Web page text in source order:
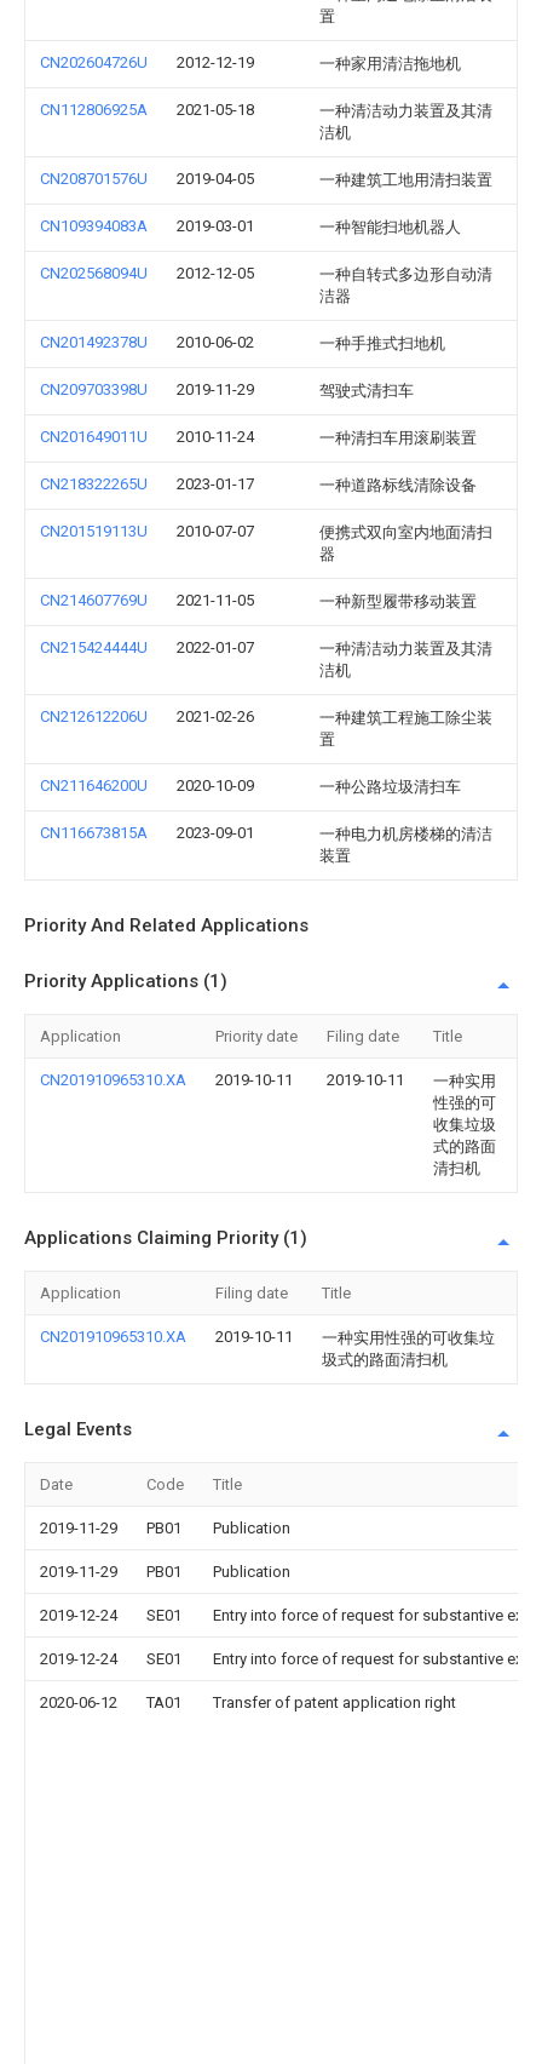
置
CN202604726U 2012-12-19 一种家用清洁拖地机
CN112806925A 2021-05-18
一种清洁动力装置及其清
洁机
CN208701576U 2019-04-05 一种建筑工地用清扫装置
CN109394083A 2019-03-01 一种智能扫地机器人
CN202568094U 2012-12-05
一种自转式多边形自动清
洁器
CN201492378U 2010-06-02 一种手推式扫地机
CN209703398U 2019-11-29 驾驶式清扫车
CN201649011U 2010-11-24 一种清扫车用滚刷装置
CN218322265U 2023-01-17 一种道路标线清除设备
CN201519113U 2010-07-07
便携式双向室内地面清扫
器
CN214607769U 2021-11-05 一种新型履带移动装置
CN215424444U 2022-01-07
一种清洁动力装置及其清
洁机
CN212612206U 2021-02-26
一种建筑工程施工除尘装
置
CN211646200U 2020-10-09 一种公路垃圾清扫车
CN116673815A 2023-09-01
一种电力机房楼梯的清洁
装置
Priority And Related Applications
Priority Applications (1)
Application Priority date Filing date Title
CN201910965310.XA 2019-10-11 2019-10-11
一种实用
性强的可
收集垃圾
式的路面
清扫机
Applications Claiming Priority (1)
Application Filing date Title
CN201910965310.XA 2019-10-11
一种实用性强的可收集垃
圾式的路面清扫机
Legal Events
Date Code Title
2019-11-29 PB01 Publication
2019-11-29 PB01 Publication
2019-12-24 SE01 Entry into force of request for substantive
2019-12-24 SE01 Entry into force of request for substantive
2020-06-12 TA01 Transfer of patent application right